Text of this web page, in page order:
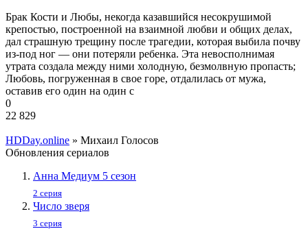
Брак Кости и Любы, некогда казавшийся несокрушимой
крепостью, построенной на взаимной любви и общих делах,
дал страшную трещину после трагедии, которая выбила почву
из-под ног — они потеряли ребенка. Эта невосполнимая
утрата создала между ними холодную, безмолвную пропасть;
Любовь, погруженная в свое горе, отдалилась от мужа,
оставив его один на один с
0
22 829
HDDay.online » Михаил Голосов
Обновления сериалов
Анна Медиум 5 сезон
2 серия
Число зверя
3 серия